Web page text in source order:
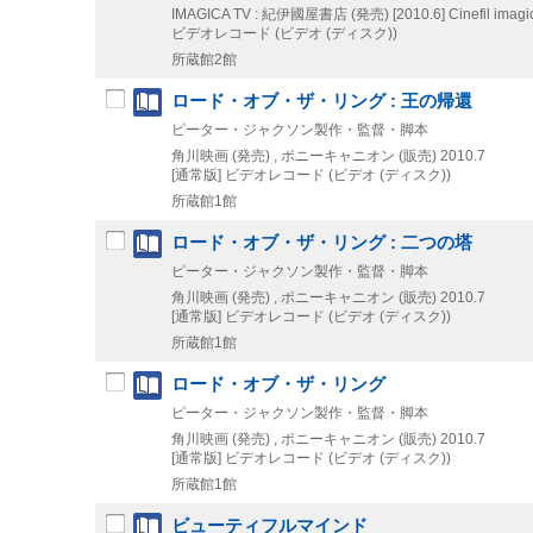
IMAGICA TV : 紀伊國屋書店 (発売) [2010.6] Cinefil
ビデオレコード (ビデオ (ディスク))
所蔵館2館
ロード・オブ・ザ・リング : 王の帰還
ピーター・ジャクソン製作・監督・脚本
角川映画 (発売) , ポニーキャニオン (販売) 2010.7
[通常版] ビデオレコード (ビデオ (ディスク))
所蔵館1館
ロード・オブ・ザ・リング : 二つの塔
ピーター・ジャクソン製作・監督・脚本
角川映画 (発売) , ポニーキャニオン (販売) 2010.7
[通常版] ビデオレコード (ビデオ (ディスク))
所蔵館1館
ロード・オブ・ザ・リング
ピーター・ジャクソン製作・監督・脚本
角川映画 (発売) , ポニーキャニオン (販売) 2010.7
[通常版] ビデオレコード (ビデオ (ディスク))
所蔵館1館
ビューティフルマインド